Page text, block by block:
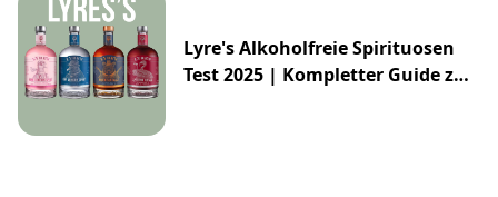
Lyre's Alkoholfreie Spirituosen
Test 2025 | Kompletter Guide zur